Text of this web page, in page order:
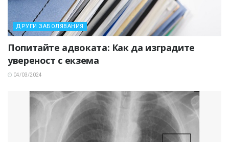
ДРУГИ ЗАБОЛЯВАНИЯ
Попитайте адвоката: Как да изградите
увереност с екзема
04/03/2024